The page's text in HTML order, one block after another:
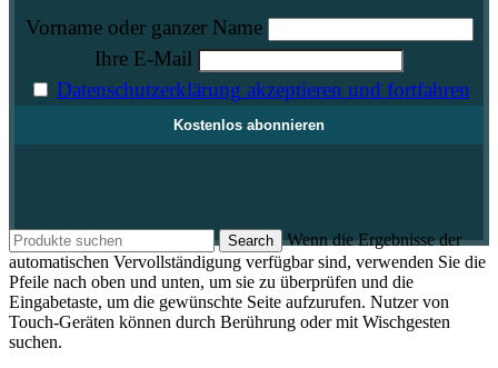
Vorname oder ganzer Name
Ihre E-Mail
Datenschutzerklärung akzeptieren und fortfahren
Search
Wenn die Ergebnisse der
automatischen Vervollständigung verfügbar sind, verwenden Sie die
Pfeile nach oben und unten, um sie zu überprüfen und die
Eingabetaste, um die gewünschte Seite aufzurufen. Nutzer von
Touch-Geräten können durch Berührung oder mit Wischgesten
suchen.